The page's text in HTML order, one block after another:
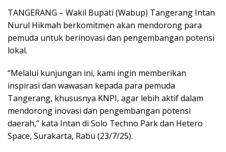
TANGERANG – Wakil Bupati (Wabup) Tangerang Intan
Nurul Hikmah berkomitmen akan mendorong para
pemuda untuk berinovasi dan pengembangan potensi
lokal.
“Melalui kunjungan ini, kami ingin memberikan
inspirasi dan wawasan kepada para pemuda
Tangerang, khususnya KNPI, agar lebih aktif dalam
mendorong inovasi dan pengembangan potensi
daerah,” kata Intan di Solo Techno Park dan Hetero
Space, Surakarta, Rabu (23/7/25).